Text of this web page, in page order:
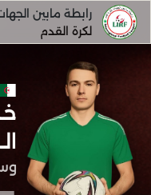
رابطة مابين
لكرة القدم